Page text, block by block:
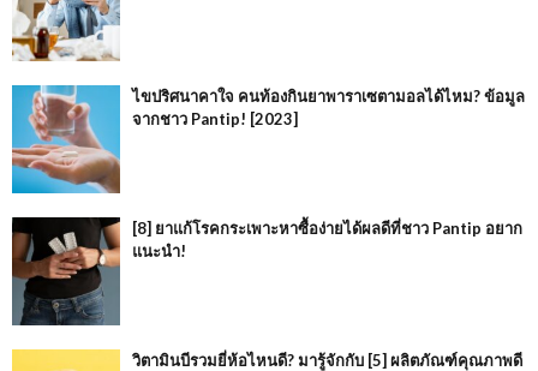
ไขปริศนาคาใจ คนท้องกินยาพาราเซตามอลได้ไหม? ข้อมูล
จากชาว Pantip! [2023]
[8] ยาแก้โรคกระเพาะหาซื้อง่ายได้ผลดีที่ชาว Pantip อยาก
แนะนำ!
วิตามินบีรวมยี่ห้อไหนดี? มารู้จักกับ [5] ผลิตภัณฑ์คุณภาพดี